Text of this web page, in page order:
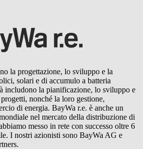
la progettazione, lo sviluppo e la
solari e di accumulo a batteria
includono la pianificazione, lo sviluppo e
nonché la loro gestione,
di energia. BayWa r.e. è anche un
nel mercato della distribuzione di
messo in rete con successo oltre 6
I nostri azionisti sono BayWa AG e